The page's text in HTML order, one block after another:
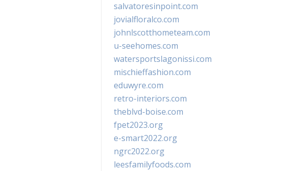
salvatoresinpoint.com
jovialfloralco.com
johnlscotthometeam.com
u-seehomes.com
watersportslagonissi.com
mischieffashion.com
eduwyre.com
retro-interiors.com
theblvd-boise.com
fpet2023.org
e-smart2022.org
ngrc2022.org
leesfamilyfoods.com